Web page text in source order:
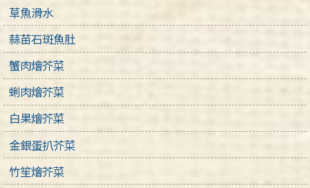
草魚滑水
蒜苗石斑魚肚
蟹肉燴芥菜
蜊肉燴芥菜
白果燴芥菜
金銀蛋扒芥菜
竹笙燴芥菜